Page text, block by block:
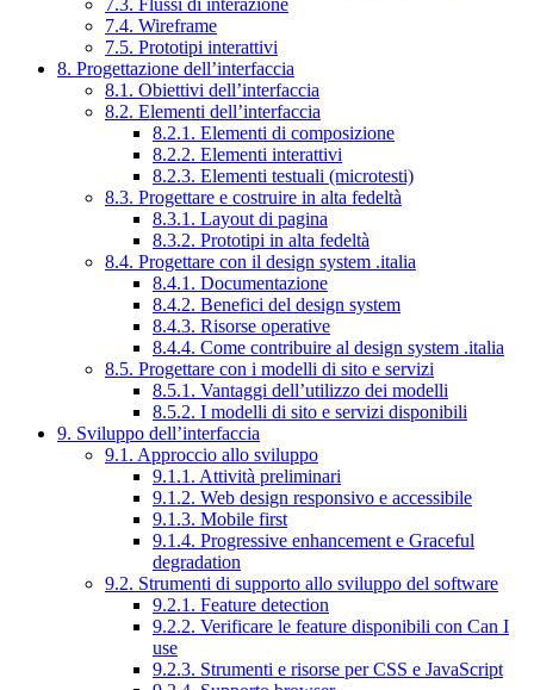
7.4. Wireframe
7.5. Prototipi interattivi
8. Progettazione dell’interfaccia
8.1. Obiettivi dell’interfaccia
8.2. Elementi dell’interfaccia
8.2.1. Elementi di composizione
8.2.2. Elementi interattivi
8.2.3. Elementi testuali (microtesti)
8.3. Progettare e costruire in alta fedeltà
8.3.1. Layout di pagina
8.3.2. Prototipi in alta fedeltà
8.4. Progettare con il design system .italia
8.4.1. Documentazione
8.4.2. Benefici del design system
8.4.3. Risorse operative
8.4.4. Come contribuire al design system .italia
8.5. Progettare con i modelli di sito e servizi
8.5.1. Vantaggi dell’utilizzo dei modelli
8.5.2. I modelli di sito e servizi disponibili
9. Sviluppo dell’interfaccia
9.1. Approccio allo sviluppo
9.1.1. Attività preliminari
9.1.2. Web design responsivo e accessibile
9.1.3. Mobile first
9.1.4. Progressive enhancement e Graceful
degradation
9.2. Strumenti di supporto allo sviluppo del software
9.2.1. Feature detection
9.2.2. Verificare le feature disponibili con Can I
use
9.2.3. Strumenti e risorse per CSS e JavaScript